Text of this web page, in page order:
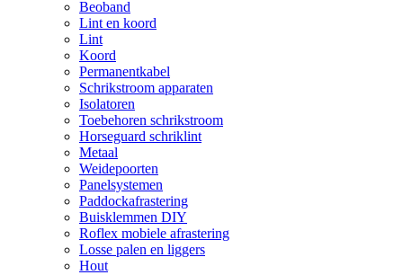
Beoband
Lint en koord
Lint
Koord
Permanentkabel
Schrikstroom apparaten
Isolatoren
Toebehoren schrikstroom
Horseguard schriklint
Metaal
Weidepoorten
Panelsystemen
Paddockafrastering
Buisklemmen DIY
Roflex mobiele afrastering
Losse palen en liggers
Hout